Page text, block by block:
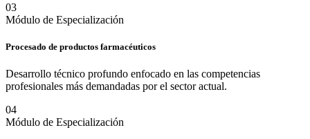
03
Módulo de Especialización
Procesado de productos farmacéuticos
Desarrollo técnico profundo enfocado en las competencias
profesionales más demandadas por el sector actual.
04
Módulo de Especialización